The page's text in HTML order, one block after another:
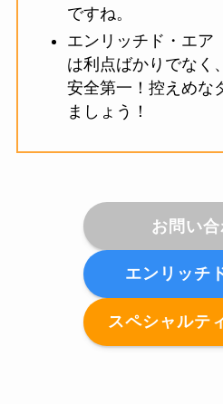
ですね。
エンリッチド・エア
は利点ばかりでなく
安全第一！控えめな
ましょう！
お問い
エンリッチ
スペシャルテ